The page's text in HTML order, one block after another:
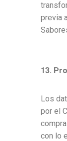
previa
13.
Los
por el
con lo